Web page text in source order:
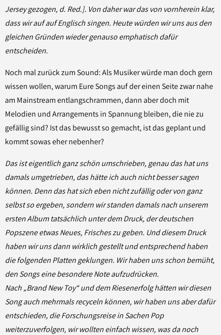
Jersey gezogen, d. Red.]. Von daher war das von vornherein klar,
dass wir auf auf Englisch singen. Heute würden wir uns aus den
gleichen Gründen wieder genauso emphatisch dafür
entscheiden.
Noch mal zurück zum Sound: Als Musiker würde man doch gern
wissen wollen, warum Eure Songs auf der einen Seite zwar nahe
am Mainstream entlangschrammen, dann aber doch mit
Melodien und Arrangements in Spannung bleiben, die nie zu
gefällig sind? Ist das bewusst so gemacht, ist das geplant und
kommt sowas eher nebenher?
Das ist eigentlich ganz schön umschrieben, genau das hat uns
damals umgetrieben, das hätte ich auch nicht besser sagen
können. Denn das hat sich eben nicht zufällig oder von ganz
selbst so ergeben, sondern wir standen damals nach unserem
ersten Album tatsächlich unter dem Druck, der deutschen
Popszene etwas Neues, Frisches zu geben. Und diesem Druck
haben wir uns dann wirklich gestellt und entsprechend haben
die folgenden Platten geklungen. Wir haben uns schon bemüht,
den Songs eine besondere Note aufzudrücken.
Nach „Brand New Toy“ und dem Riesenerfolg hätten wir diesen
Song auch mehrmals recyceln können, wir haben uns aber dafür
entschieden, die Forschungsreise in Sachen Pop
weiterzuverfolgen, wir wollten einfach wissen, was da noch